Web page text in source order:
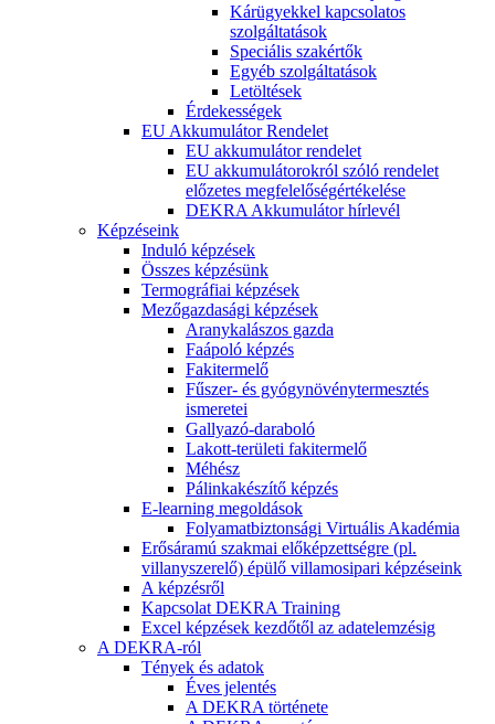
Kárügyekkel kapcsolatos
szolgáltatások
Speciális szakértők
Egyéb szolgáltatások
Letöltések
Érdekességek
EU Akkumulátor Rendelet
EU akkumulátor rendelet
EU akkumulátorokról szóló rendelet
előzetes megfelelőségértékelése
DEKRA Akkumulátor hírlevél
Képzéseink
Induló képzések
Összes képzésünk
Termográfiai képzések
Mezőgazdasági képzések
Aranykalászos gazda
Faápoló képzés
Fakitermelő
Fűszer- és gyógynövénytermesztés
ismeretei
Gallyazó-daraboló
Lakott-területi fakitermelő
Méhész
Pálinkakészítő képzés
E-learning megoldások
Folyamatbiztonsági Virtuális Akadémia
Erősáramú szakmai előképzettségre (pl.
villanyszerelő) épülő villamosipari képzéseink
A képzésről
Kapcsolat DEKRA Training
Excel képzések kezdőtől az adatelemzésig
A DEKRA-ról
Tények és adatok
Éves jelentés
A DEKRA története